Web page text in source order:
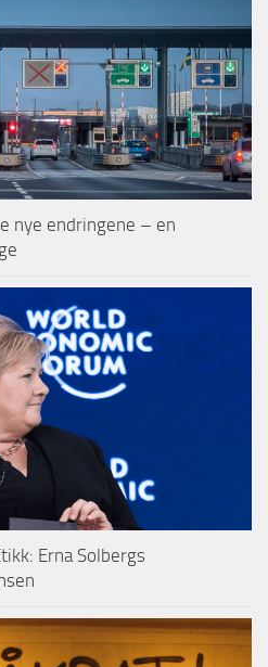
nye endringene – en
Erna Solbergs